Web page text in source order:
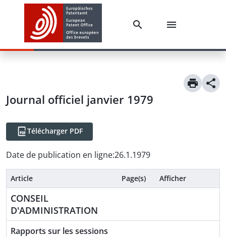
Journal officiel janvier 1979
Télécharger PDF
Date de publication en ligne:26.1.1979
Article Page(s) Afficher
CONSEIL
D'ADMINISTRATION
Rapports sur les sessions